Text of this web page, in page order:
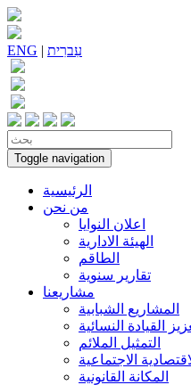
ENG | עִברִית
Toggle navigation
الرئيسية
من نحن
اعلان النوايا
الهيئة الادارية
الطاقم
تقارير سنوية
مشاريعنا
المشاريع الشبابية
القيادة النسائية
التمثيل الملائم
الاجتماعية
المكانة القانونية